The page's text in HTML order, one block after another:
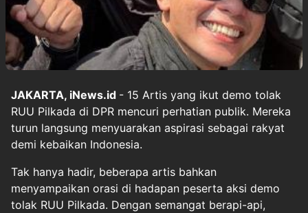
JAKARTA, iNews.id - 15 Artis yang ikut demo tolak
RUU Pilkada di DPR mencuri perhatian publik. Mereka
turun langsung menyuarakan aspirasi sebagai rakyat
demi kebaikan Indonesia.
Tak hanya hadir, beberapa artis bahkan
menyampaikan orasi di hadapan peserta aksi demo
tolak RUU Pilkada. Dengan semangat berapi-api,